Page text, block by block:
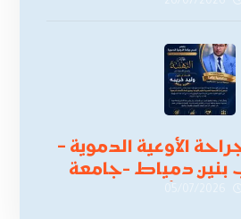
2026،
الأوعية الدموية –
دمياط -جامعة